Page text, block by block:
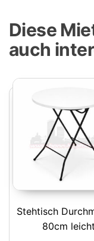
Diese
auch
Stehtisch
80cm leicht